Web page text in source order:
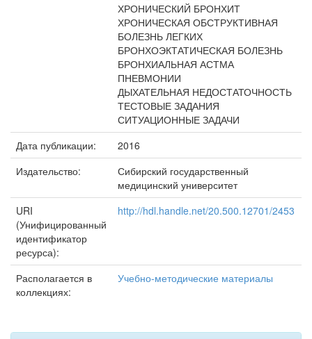
ХРОНИЧЕСКИЙ БРОНХИТ
ХРОНИЧЕСКАЯ ОБСТРУКТИВНАЯ
БОЛЕЗНЬ ЛЕГКИХ
БРОНХОЭКТАТИЧЕСКАЯ БОЛЕЗНЬ
БРОНХИАЛЬНАЯ АСТМА
ПНЕВМОНИИ
ДЫХАТЕЛЬНАЯ НЕДОСТАТОЧНОСТЬ
ТЕСТОВЫЕ ЗАДАНИЯ
СИТУАЦИОННЫЕ ЗАДАЧИ
Дата публикации:
2016
Издательство:
Сибирский государственный
медицинский университет
URI
(Унифицированный
идентификатор
ресурса):
http://hdl.handle.net/20.500.12701/2453
Располагается в
коллекциях:
Учебно-методические материалы